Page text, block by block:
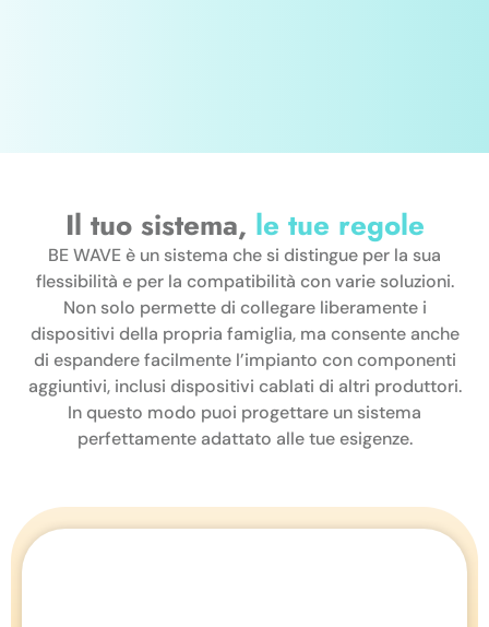
Il tuo sistema, le tue regole
BE WAVE è un sistema che si distingue per la sua
flessibilità e per la compatibilità con varie soluzioni.
Non solo permette di collegare liberamente i
dispositivi della propria famiglia, ma consente anche
di espandere facilmente l’impianto con componenti
aggiuntivi, inclusi dispositivi cablati di altri produttori.
In questo modo puoi progettare un sistema
perfettamente adattato alle tue esigenze.